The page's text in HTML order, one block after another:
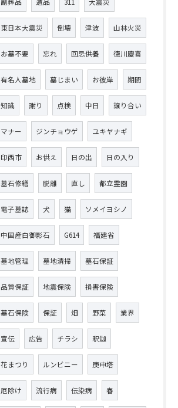
東日本大震災 倒壊 津波 山林火災
お墓不要 忘れ 回忌供養 徳川慶喜
有名人墓地 墓じまい お彼岸 期間
知識 謝り 点検 中日 譲り合い
マナー ジンチョウゲ ユキヤナギ
印西市 お供え 日の出 日の入り
墓石修繕 脱離 直し 都立霊園
電子墓誌 犬 猫 ソメイヨシノ
中国産白御影石 G614 福建省
墓地管理 墓地清掃 墓石保証
品質保証 地震保険 損害保険
墓石保険 保証 畑 野菜 業界
宣伝 広告 チラシ 釈迦
花まつり ルンビニー 庚申塔
厄除け 流行病 伝染病 春